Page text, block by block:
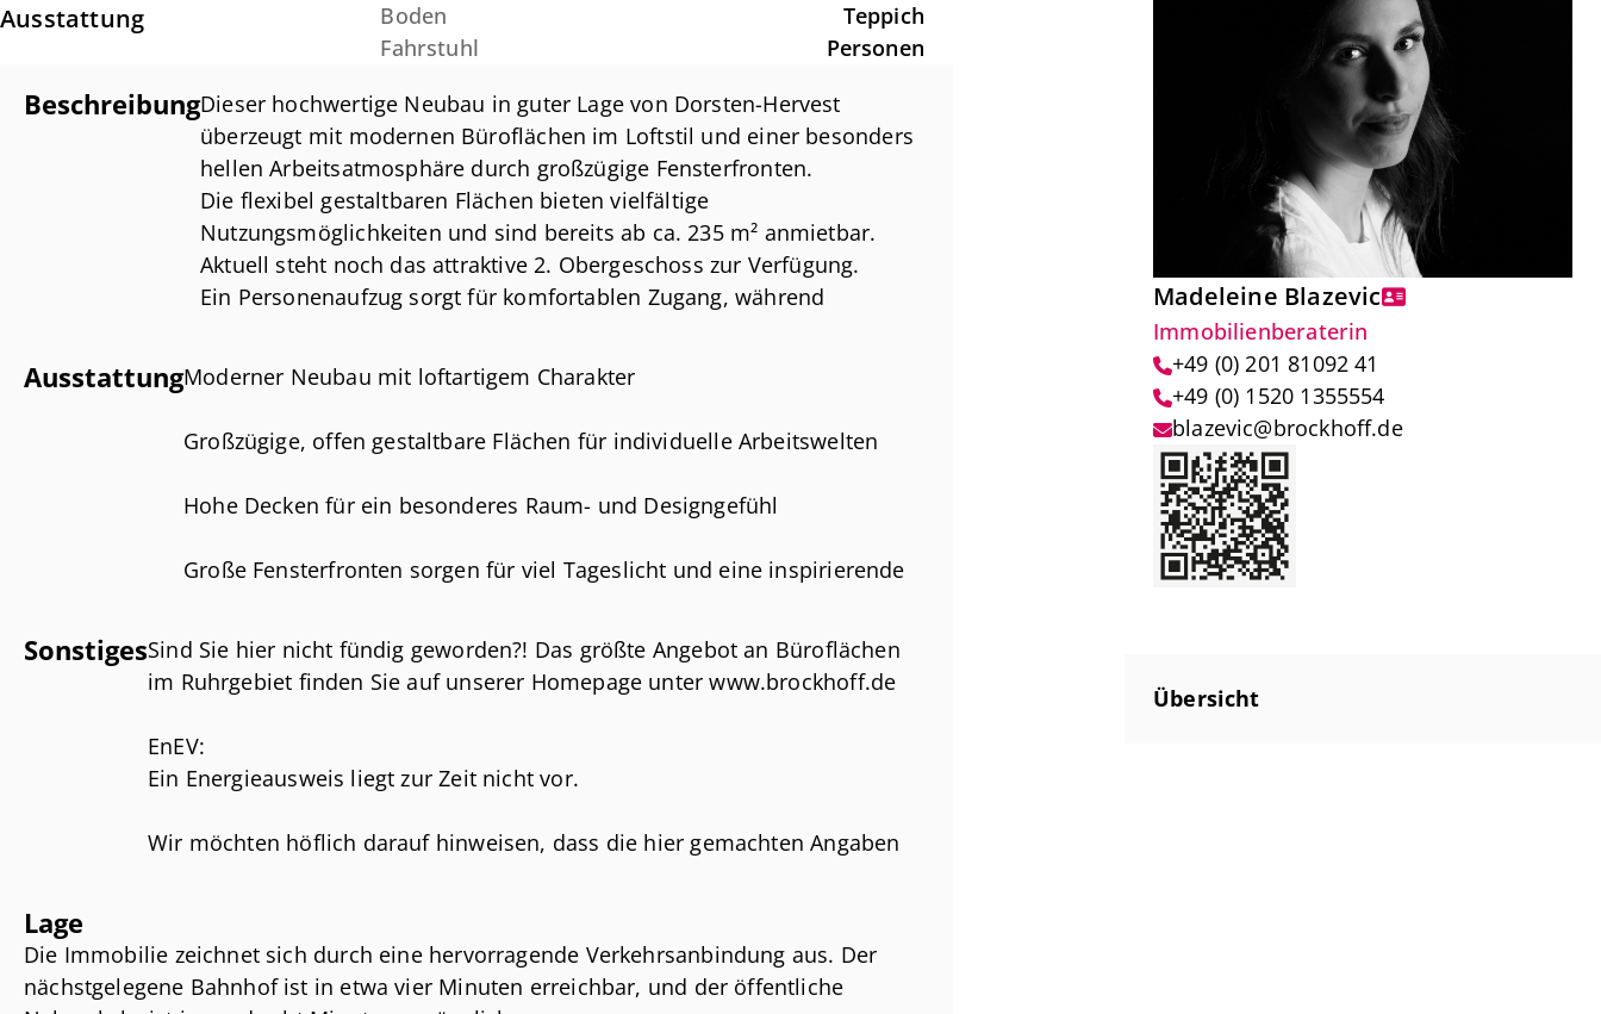
Ausstattung Boden
Teppich
Fahrstuhl
Personen
BeschreibungDieser hochwertige Neubau in guter Lage von Dorsten-Hervest
überzeugt mit modernen Büroflächen im Loftstil und einer besonders
hellen Arbeitsatmosphäre durch großzügige Fensterfronten.
Die flexibel gestaltbaren Flächen bieten vielfältige
Nutzungsmöglichkeiten und sind bereits ab ca. 235 m² anmietbar.
Aktuell steht noch das attraktive 2. Obergeschoss zur Verfügung.
Ein Personenaufzug sorgt für komfortablen Zugang, während
Besucher bieten.
Loftartige Büroflächen mit flexiblem Grundriss
Personenaufzug & Stellplätze direkt am Objekt
Zentrale Lage in Dorsten-Hervest mit guter Erreichbarkeit
AusstattungModerner Neubau mit loftartigem Charakter
Großzügige, offen gestaltbare Flächen für individuelle Arbeitswelten
Hohe Decken für ein besonderes Raum- und Designgefühl
Große Fensterfronten sorgen für viel Tageslicht und eine inspirierende
Ideale Voraussetzungen für kreative, kommunikative Arbeitskonzepte
Getrennte Damen- und Herren-WCs
Bodenbelag nach individuellem Mieterwunsch realisierbar
SonstigesSind Sie hier nicht fündig geworden?! Das größte Angebot an Büroflächen
im Ruhrgebiet finden Sie auf unserer Homepage unter www.brockhoff.de
EnEV:
Ein Energieausweis liegt zur Zeit nicht vor.
Wir möchten höflich darauf hinweisen, dass die hier gemachten Angaben
Haftung übernehmen.
Lage
Die Immobilie zeichnet sich durch eine hervorragende Verkehrsanbindung aus. Der
nächstgelegene Bahnhof ist in etwa vier Minuten erreichbar, und der öffentliche
Madeleine Blazevic
Immobilienberaterin
+49 (0) 201 81092 41
+49 (0) 1520 1355554
blazevic@brockhoff.de
Übersicht